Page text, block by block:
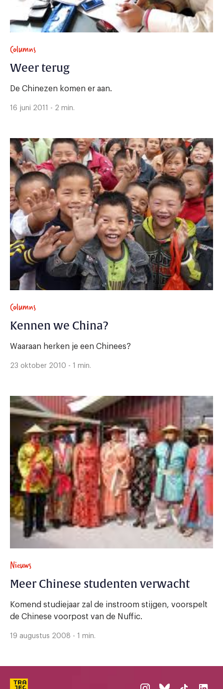
Columns
Weer terug
De Chinezen komen er aan.
16 juni 2011 - 2 min.
Columns
Kennen we China?
Waaraan herken je een Chinees?
23 oktober 2010 - 1 min.
Nieuws
Meer Chinese studenten verwacht
Komend studiejaar zal de instroom stijgen, voorspelt
de Chinese voorpost van de Nuffic.
19 augustus 2008 - 1 min.